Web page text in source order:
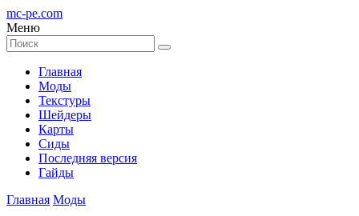
mc-pe.com
Меню
Главная
Моды
Текстуры
Шейдеры
Карты
Сиды
Последняя версия
Гайды
Главная Моды